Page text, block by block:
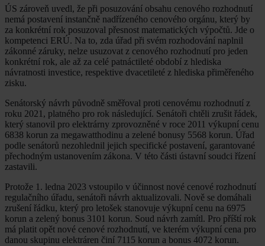
ÚS zároveň uvedl, že při posuzování obsahu cenového rozhodnutí
nemá postavení instančně nadřízeného cenového orgánu, který by
za konkrétní rok posuzoval přesnost matematických výpočtů. Jde o
kompetenci ERÚ. Na to, zda úřad při svém rozhodování naplnil
zákonné záruky, nelze usuzovat z cenového rozhodnutí pro jeden
konkrétní rok, ale až za celé patnáctileté období z hlediska
návratnosti investice, respektive dvacetileté z hlediska přiměřeného
zisku.
Senátorský návrh původně směřoval proti cenovému rozhodnutí z
roku 2021, platného pro rok následující. Senátoři chtěli zrušit řádek,
který stanovil pro elektrárny zprovozněné v roce 2011 výkupní cenu
6838 korun za megawatthodinu a zelené bonusy 5568 korun. Úřad
podle senátorů nezohlednil jejich specifické postavení, garantované
přechodným ustanovením zákona. V této části ústavní soudci řízení
zastavili.
Protože 1. ledna 2023 vstoupilo v účinnost nové cenové rozhodnutí
regulačního úřadu, senátoři návrh aktualizovali. Nově se domáhali
zrušení řádku, který pro letošek stanovuje výkupní cenu na 6975
korun a zelený bonus 3101 korun. Soud návrh zamítl. Pro příští rok
má platit opět nové cenové rozhodnutí, ve kterém výkupní cena pro
danou skupinu elektráren činí 7115 korun a bonus 4072 korun.